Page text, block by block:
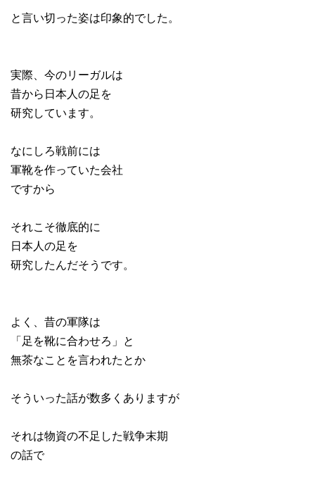
と言い切った姿は印象的でした。
実際、今のリーガルは
昔から日本人の足を
研究しています。
なにしろ戦前には
軍靴を作っていた会社
ですから
それこそ徹底的に
日本人の足を
研究したんだそうです。
よく、昔の軍隊は
「足を靴に合わせろ」と
無茶なことを言われたとか
そういった話が数多くありますが
それは物資の不足した戦争末期
の話で